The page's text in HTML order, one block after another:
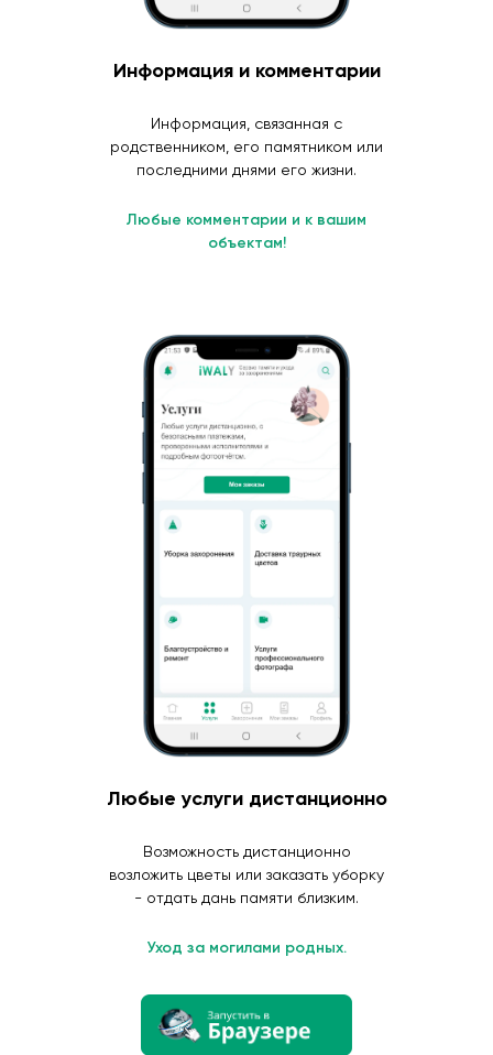
Информация и комментарии
Информация, связанная с
родственником, его памятником или
последними днями его жизни.
Любые комментарии и к вашим
объектам!
Любые услуги дистанционно
Возможность дистанционно
возложить цветы или заказать уборку
- отдать дань памяти близким.
Уход за могилами родных.